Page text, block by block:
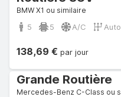
BMW X1 ou similaire
5 5 A/C
138,69 € par jour
Grande Routière
Mercedes-Benz C-Class ou